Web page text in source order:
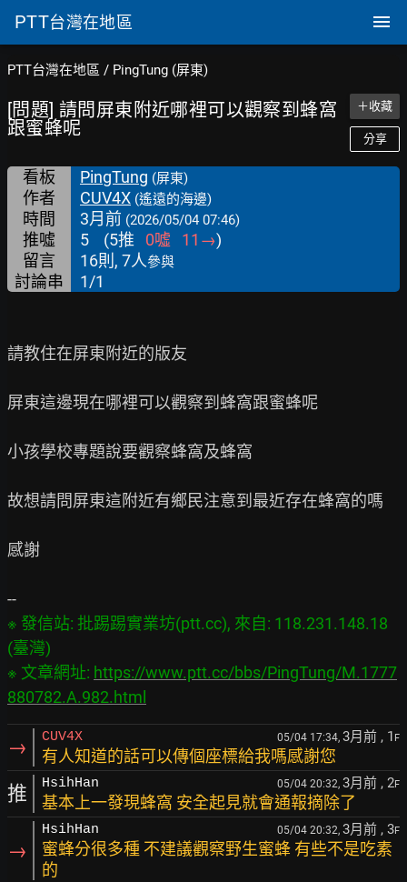
PTT台灣在地區
PTT台灣在地區 / PingTung (屏東)
[問題] 請問屏東附近哪裡可以觀察到蜂窩
跟蜜蜂呢
＋收藏
分享
看板 PingTung (屏東)
作者 CUV4X (遙遠的海邊)
時間 3月前 (2026/05/04 07:46)
推噓 5 (5推 0噓 11 →)
留言
16則, 7人參與
討論串 1/1
請教住在屏東附近的版友
屏東這邊現在哪裡可以觀察到蜂窩跟蜜蜂呢
小孩學校專題說要觀察蜂窩及蜂窩
故想請問屏東這附近有鄉民注意到最近存在蜂窩的嗎
感謝
※ 發信站: 批踢踢實業坊(ptt.cc), 來自: 118.231.148.18
(臺灣)
※ 文章網址: https://www.ptt.cc/bbs/PingTung/M.1777
880782.A.982.html
→ CUV4X 05/04 17:34, 3月前 , 1 F
有人知道的話可以傳個座標給我嗎感謝您
推 HsihHan 05/04 20:32, 3月前 , 2F
基本上一發現蜂窩 安全起見就會通報摘除了
→
HsihHan 05/04 20:32, 3月前 , 3F
蜜蜂分很多種 不建議觀察野生蜜蜂 有些不是吃素
的